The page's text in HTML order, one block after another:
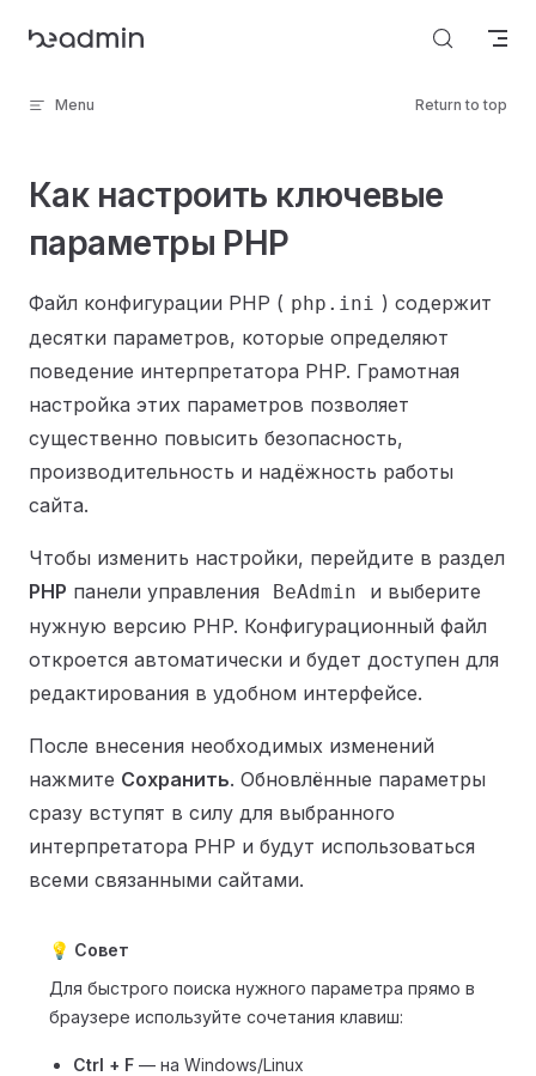
Skip to content
Menu Return to top
Как настроить ключевые
параметры PHP
Файл конфигурации PHP ( php.ini ) содержит
десятки параметров, которые определяют
поведение интерпретатора PHP. Грамотная
настройка этих параметров позволяет
существенно повысить безопасность,
производительность и надёжность работы
сайта.
Чтобы изменить настройки, перейдите в раздел
PHP панели управления BeAdmin
и выберите
нужную версию PHP. Конфигурационный файл
откроется автоматически и будет доступен для
редактирования в удобном интерфейсе.
После внесения необходимых изменений
нажмите Сохранить. Обновлённые параметры
сразу вступят в силу для выбранного
интерпретатора PHP и будут использоваться
всеми связанными сайтами.
💡 Совет
Для быстрого поиска нужного параметра прямо в
браузере используйте сочетания клавиш:
Ctrl + F — на Windows/Linux